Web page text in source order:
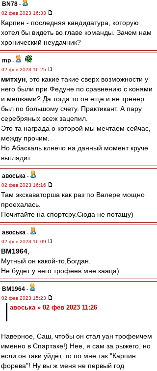
BN78 -
02 фев 2023 16:33
Карпин - последняя кандидатура, которую
хотел бы видеть во главе команды. Зачем нам
хронический неудачник?
mp -
02 фев 2023 16:25
митхун , это какие такие сверх возможности у
него были при Федуне по сравнению с конями
и мешками? Да тогда то он еще и не тренер
был по большому счету. Практикант. А пару
серебряных всеж зацепил.
Это та награда о которой мы мечтаем сейчас,
между прочим.
Но Абаскаль клнечо на данный момент круче
выглядит.
авоська -
02 фев 2023 16:16
Там экскаваторша как раз по Валере мощно
проехалась.
Почитайте на спортсру.Сюда не потащу)
авоська -
02 фев 2023 16:09
BM1964
Мутный он какой-то,Богдан.
Не будет у него трофеев мне кааца)
BM1964 -
02 фев 2023 15:23
авоська » 02 фев 2023 11:26
Наверное, Саш, чтобы он стал уан трофеичем
именно в Спартаке!) Нее, я сам за рыжего, но
если он таки уйдёт, то по мне так "Карпин
форева"! Ну вы ж меня не первый год